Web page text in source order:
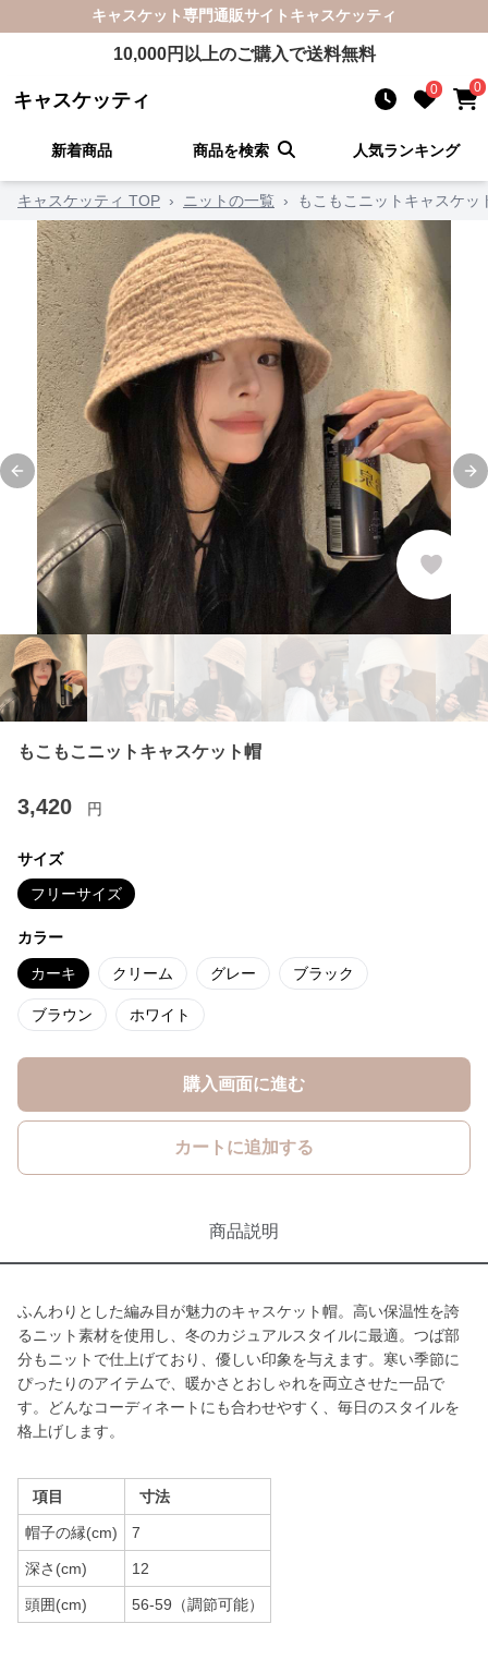
キャスケット専門通販サイト キャスケッティ
10,000円以上のご購入で送料無料
キャスケッティ 0 0
新着商品 商品を検索 人気ランキング
キャスケッティ TOP › ニットの一覧 › もこもこニットキャスケッ
Previous slide
もこもこニットキャスケット帽
3,420 円
サイズ
フリーサイズ
カラー
カーキ クリーム グレー ブラック
ブラウン ホワイト
購入画面に進む
カートに追加する
商品説明
ふんわりとした編み目が魅力のキャスケット帽。高い保温性を誇
るニット素材を使用し、冬のカジュアルスタイルに最適。つば部
分もニットで仕上げており、優しい印象を与えます。寒い季節に
ぴったりのアイテムで、暖かさとおしゃれを両立させた一品で
す。どんなコーディネートにも合わせやすく、毎日のスタイルを
格上げします。
項目 寸法
帽子の縁(cm) 7
深さ(cm) 12
頭囲(cm) 56-59（調節可能）